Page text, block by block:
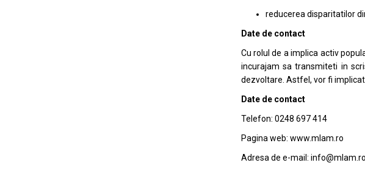
reducerea disparitatilor
Date de contact
Cu rolul de a implica activ
incurajam sa transmiteti in
dezvoltare. Astfel, vor fi
Date de contact
Telefon: 0248 697 414
Pagina web: www.mlam.ro
Adresa de e-mail: info@mlam.ro